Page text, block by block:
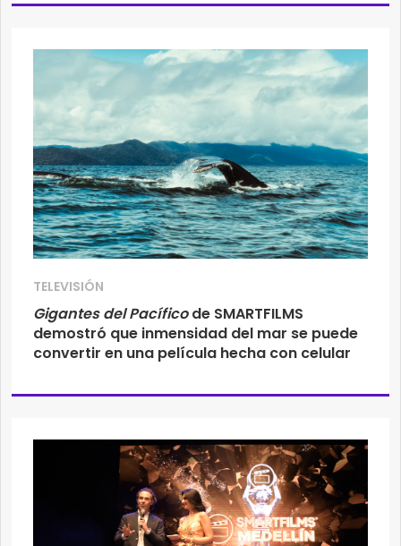
TELEVISIÓN
Gigantes del Pacíficode SMARTFILMS
demostró que inmensidad del mar se puede
convertir en una película hecha con celular